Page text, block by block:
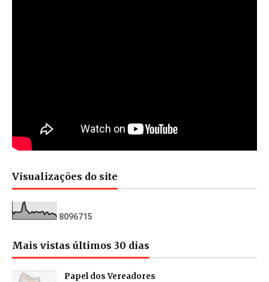
Visualizações do site
8096715
Mais vistas últimos 30 dias
Papel dos Vereadores